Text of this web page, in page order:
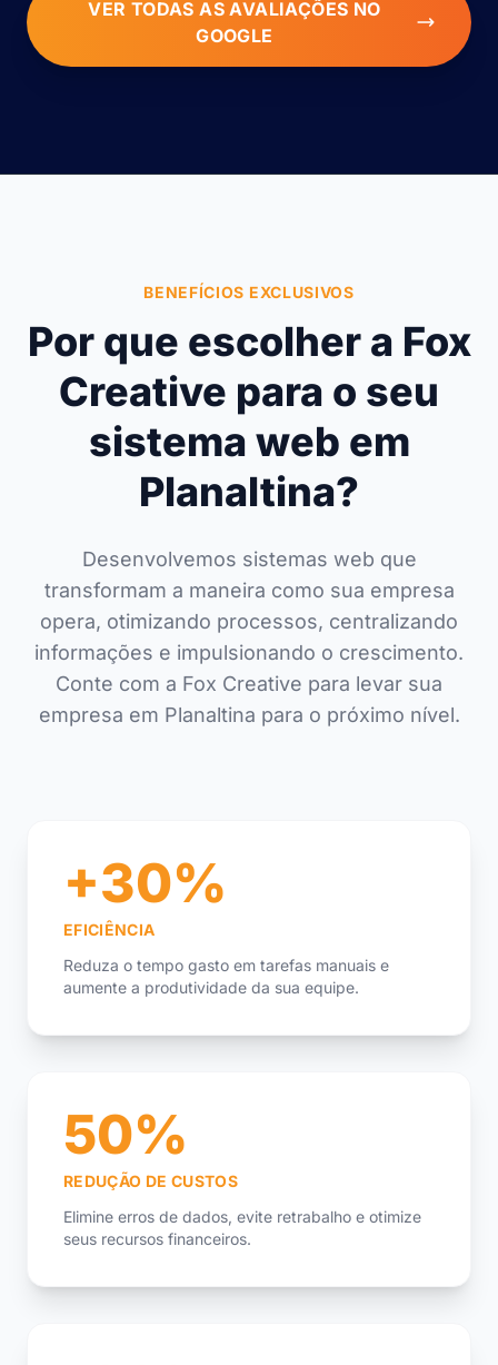
VER TODAS AS AVALIAÇÕES NO
GOOGLE
BENEFÍCIOS EXCLUSIVOS
Por que escolher a Fox
Creative para o seu
sistema web em
Planaltina?
Desenvolvemos sistemas web que
transformam a maneira como sua empresa
opera, otimizando processos, centralizando
informações e impulsionando o crescimento.
Conte com a Fox Creative para levar sua
empresa em Planaltina para o próximo nível.
+30%
EFICIÊNCIA
Reduza o tempo gasto em tarefas manuais e
aumente a produtividade da sua equipe.
50%
REDUÇÃO DE CUSTOS
Elimine erros de dados, evite retrabalho e otimize
seus recursos financeiros.